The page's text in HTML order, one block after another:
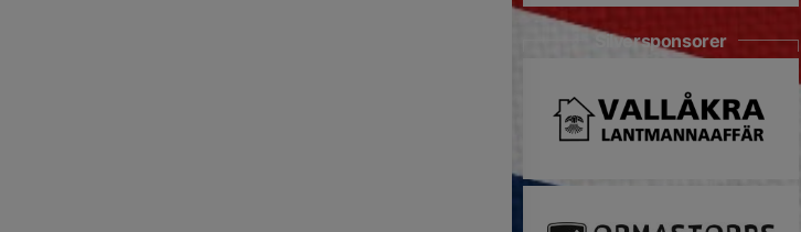
Silversponsorer